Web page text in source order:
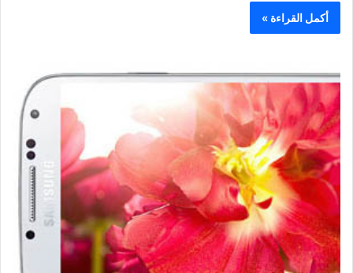
أكمل القراءة »